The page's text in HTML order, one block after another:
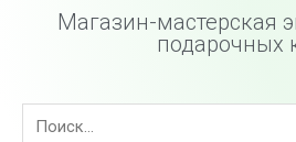
Магазин-мастерская
подарочных